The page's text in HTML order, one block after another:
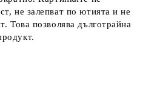
не залепват по ютията и не
Това позволява дълготрайна